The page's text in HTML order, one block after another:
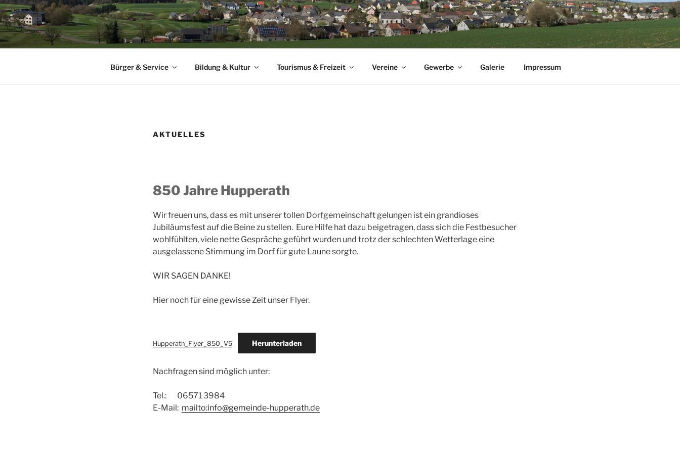
Zum
Inhalt
springen
GEMEINDE HUPPERATH
Herzlich Willkommen auf der Homepage der Gemeinde Hupperath.
Bürger & Service Bildung & Kultur Tourismus & Freizeit Vereine Gewerbe Galerie Impressum
AKTUELLES
850 Jahre Hupperath
Wir freuen uns, dass es mit unserer tollen Dorfgemeinschaft gelungen ist ein grandioses
Jubiläumsfest auf die Beine zu stellen. Eure Hilfe hat dazu beigetragen, dass sich die Festbesucher
wohlfühlten, viele nette Gespräche geführt wurden und trotz der schlechten Wetterlage eine
ausgelassene Stimmung im Dorf für gute Laune sorgte.
WIR SAGEN DANKE!
Hier noch für eine gewisse Zeit unser Flyer.
Hupperath_Flyer_850_V5 Herunterladen
Nachfragen sind möglich unter:
Tel.: 06571 3984
E-Mail: mailto:info@gemeinde-hupperath.de